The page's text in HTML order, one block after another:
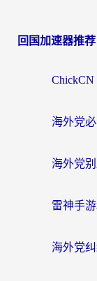
回国加速器推荐